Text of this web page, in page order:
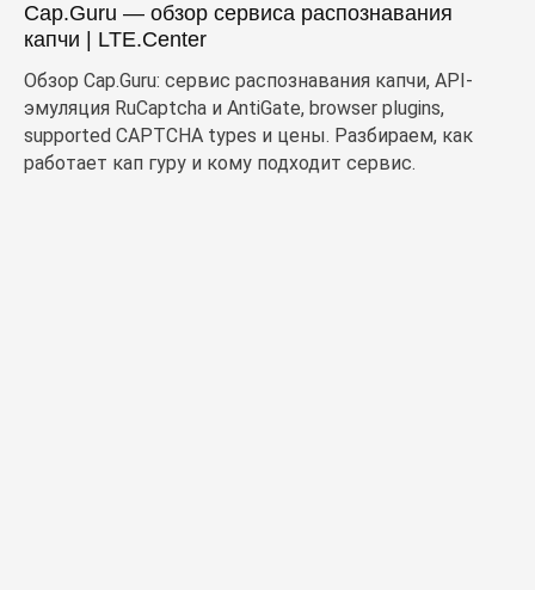
Cap.Guru — обзор сервиса распознавания
капчи | LTE.Center
Обзор Cap.Guru: сервис распознавания капчи, API-
эмуляция RuCaptcha и AntiGate, browser plugins,
supported CAPTCHA types и цены. Разбираем, как
работает кап гуру и кому подходит сервис.